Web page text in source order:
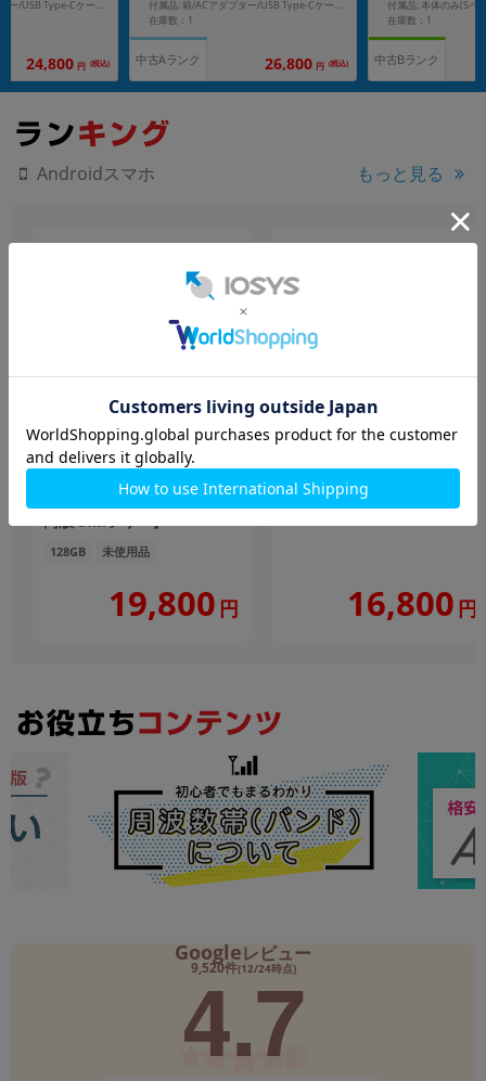
付属品: 箱/ACアダプター/USB Type-Cケーブル/保護ケース/SIM取り出し用ピン/クイックガイド
24,800 円 (税込)
付属品: 箱/ACアダプター/USB Type-Cケーブル/保護ケース/SIM取り出し用ピン/クイックガイド
在庫数：1
中古Aランク 26,800 円 (税込)
付属品: 本体のみ(Sペ
在庫数：1
中古Bランク
Androidスマホ もっと見る
motorola moto g06
XT2535-6 ローレルオーク
【RAM4GB/ROM128GB/国
内版 SIMフリー】
128GB 未使用品
19,800 円
【国内版 SIMフリー】
中古Aランク
16,800 円
Googleレビュー
9,520件(12/24時点)
4.7